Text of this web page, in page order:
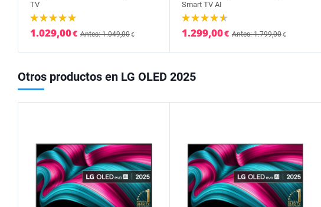
TV
1.029,00€ Antes: 1.049,00€
Smart TV AI
1.299,00€ Antes: 1.799,00€
Otros productos en LG OLED 2025